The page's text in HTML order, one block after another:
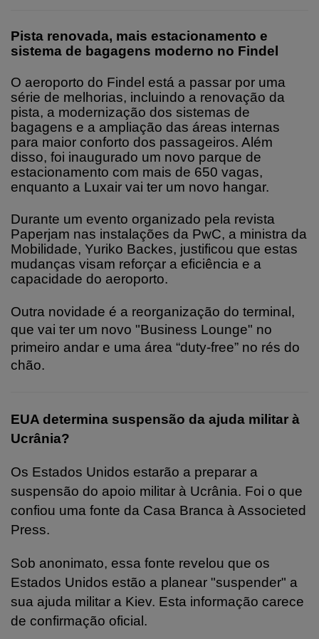
Pista renovada, mais estacionamento e
sistema de bagagens moderno no Findel
O aeroporto do Findel está a passar por uma
série de melhorias, incluindo a renovação da
pista, a modernização dos sistemas de
bagagens e a ampliação das áreas internas
para maior conforto dos passageiros. Além
disso, foi inaugurado um novo parque de
estacionamento com mais de 650 vagas,
enquanto a Luxair vai ter um novo hangar.
Durante um evento organizado pela revista
Paperjam nas instalações da PwC, a ministra da
Mobilidade, Yuriko Backes, justificou que estas
mudanças visam reforçar a eficiência e a
capacidade do aeroporto.
Outra novidade é a reorganização do terminal,
que vai ter um novo "Business Lounge" no
primeiro andar e uma área “duty-free” no rés do
chão.
EUA determina suspensão da ajuda militar à
Ucrânia?
Os Estados Unidos estarão a preparar a
suspensão do apoio militar à Ucrânia. Foi o que
confiou uma fonte da Casa Branca à Associeted
Press.
Sob anonimato, essa fonte revelou que os
Estados Unidos estão a planear "suspender" a
sua ajuda militar a Kiev. Esta informação carece
de confirmação oficial.